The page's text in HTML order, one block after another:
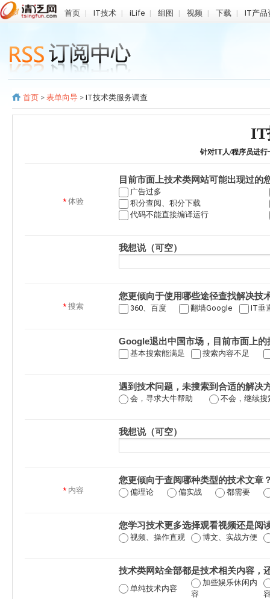
首页 | IT技术 | iLife | 组图 | 视频 | 下载 | IT产品
首页 > 表单向导 > IT技术类服务调查
IT
针对IT人/程序员进行
* 体验
目前市面上技术类网站可能出现过的
广告过多
积分查阅、积分下载
代码不能直接编译运行
我想说（可空）
* 搜索
您更倾向于使用哪些途径查找解决技
360、百度 翻墙Google IT垂
Google退出中国市场，目前市面上
基本搜索能满足 搜索内容不足
遇到技术问题，未搜索到合适的解决
会，寻求大牛帮助 不会，继续搜
我想说（可空）
* 内容
您更倾向于查阅哪种类型的技术文章
偏理论 偏实战 都需要
您学习技术更多选择观看视频还是阅
视频、操作直观 博文、实战方便
技术类网站全部都是技术相关内容，
单纯技术内容
加些娱乐休闲内
容